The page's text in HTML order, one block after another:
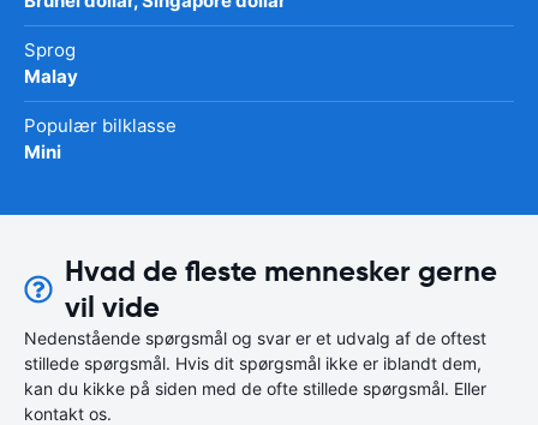
Sprog
Malay
Populær bilklasse
Mini
Hvad de fleste mennesker gerne
vil vide
Nedenstående spørgsmål og svar er et udvalg af de oftest
stillede spørgsmål. Hvis dit spørgsmål ikke er iblandt dem,
kan du kikke på siden med de ofte stillede spørgsmål. Eller
kontakt os.